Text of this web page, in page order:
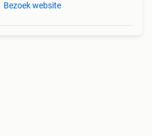
Bezoek website